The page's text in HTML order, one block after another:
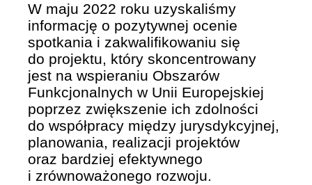
W maju 2022 roku uzyskaliśmy
informację o pozytywnej ocenie
spotkania i zakwalifikowaniu się
do projektu, który skoncentrowany
jest na wspieraniu Obszarów
Funkcjonalnych w Unii Europejskiej
poprzez zwiększenie ich zdolności
do współpracy między jurysdykcyjnej,
planowania, realizacji projektów
oraz bardziej efektywnego
i zrównoważonego rozwoju.